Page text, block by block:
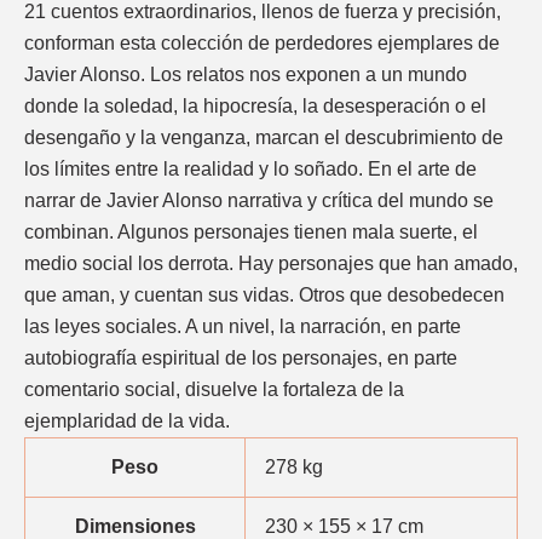
21 cuentos extraordinarios, llenos de fuerza y precisión,
conforman esta colección de perdedores ejemplares de
Javier Alonso. Los relatos nos exponen a un mundo
donde la soledad, la hipocresía, la desesperación o el
desengaño y la venganza, marcan el descubrimiento de
los límites entre la realidad y lo soñado. En el arte de
narrar de Javier Alonso narrativa y crítica del mundo se
combinan. Algunos personajes tienen mala suerte, el
medio social los derrota. Hay personajes que han amado,
que aman, y cuentan sus vidas. Otros que desobedecen
las leyes sociales. A un nivel, la narración, en parte
autobiografía espiritual de los personajes, en parte
comentario social, disuelve la fortaleza de la
ejemplaridad de la vida.
Peso 278 kg
Dimensiones 230 × 155 × 17 cm